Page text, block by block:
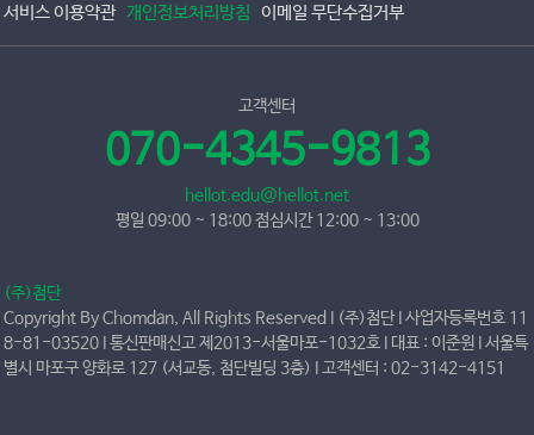
서비스 이용약관 개인정보처리방침 이메일 무단수집거부
(주)첨단
Copyright By Chomdan, All Rights Reserved I (주)첨단 I 사업자등록번호 11
8-81-03520 I 통신판매신고 제2013-서울마포-1032호 I 대표 : 이준원 I 서울특
별시 마포구 양화로 127 (서교동, 첨단빌딩 3층) I 고객센터 : 02-3142-4151
고객센터
070-4345-9813
hellot.edu@hellot.net
평일 09:00 ~ 18:00 점심시간 12:00 ~ 13:00